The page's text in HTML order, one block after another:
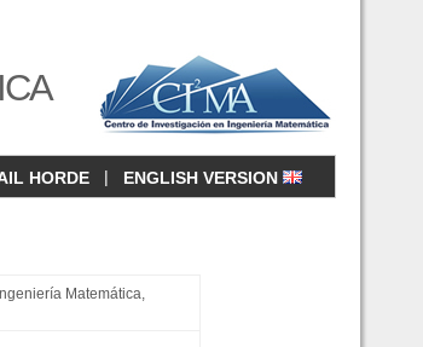
HORDE | ENGLISH VERSION
Matemática,